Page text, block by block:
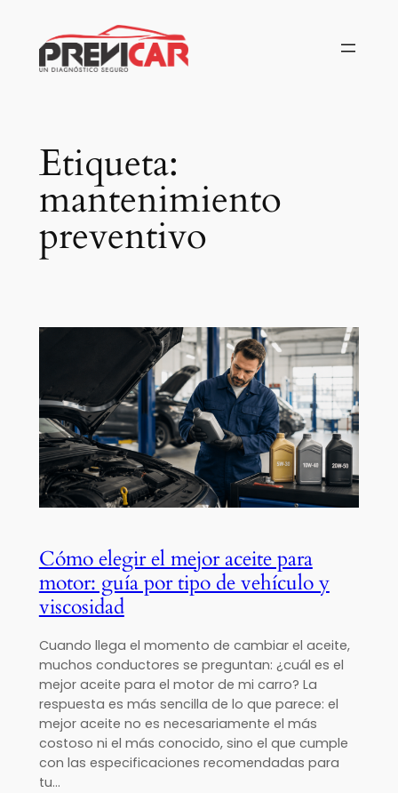
contenido
Etiqueta:
mantenimiento
preventivo
Cómo elegir el mejor aceite para
motor: guía por tipo de vehículo y
viscosidad
Cuando llega el momento de cambiar el aceite,
muchos conductores se preguntan: ¿cuál es el
mejor aceite para el motor de mi carro? La
respuesta es más sencilla de lo que parece: el
mejor aceite no es necesariamente el más
costoso ni el más conocido, sino el que cumple
con las especificaciones recomendadas para
tu…